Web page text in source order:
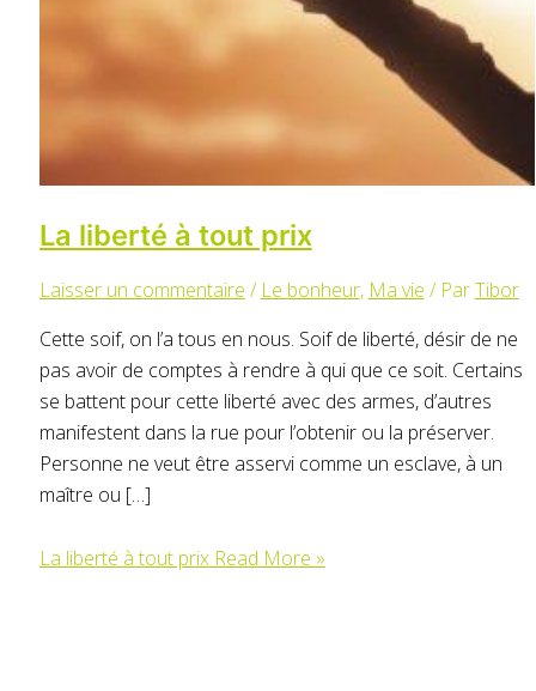
La liberté à tout prix
Laisser un commentaire / Le bonheur, Ma vie / ParTibor
Cette soif, on l’a tous en nous. Soif de liberté, désir de ne
pas avoir de comptes à rendre à qui que ce soit. Certains
se battent pour cette liberté avec des armes, d’autres
manifestent dans la rue pour l’obtenir ou la préserver.
Personne ne veut être asservi comme un esclave, à un
maître ou […]
La liberté à tout prixRead More »